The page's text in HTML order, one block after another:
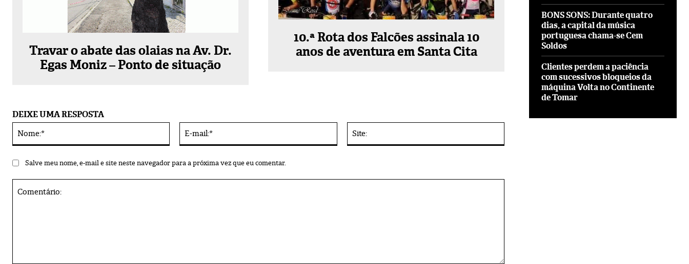
Travar o abate das olaias na Av. Dr.
Egas Moniz – Ponto de situação
10.ª Rota dos Falcões assinala 10
anos de aventura em Santa Cita
DEIXE UMA RESPOSTA
mail:*
Salve meu nome, e-mail e site neste navegador para a próxima vez que eu comentar.
BONS SONS: Durante quatro
dias, a capital da música
portuguesa chama-se Cem
Soldos
Clientes perdem a paciência
com sucessivos bloqueios da
máquina Volta no Continente
de Tomar